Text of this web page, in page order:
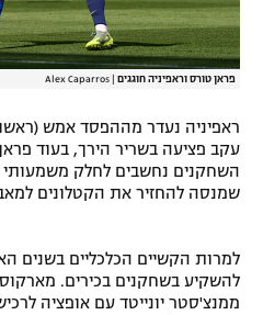
פראן טורס וראפיניה חוגגים Alex Caparros
ראפיניה נעדר מההפסד אמש
עקב פציעה בשריר הירך, בעוד
השחקנים נחשבים לחלק משמעותי
שמנסה להחזיר את הקטלונים
למרות הקשיים הכלכליים בשנים
להשקיע בשחקנים בכירים.